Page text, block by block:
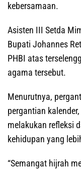
kebersamaan.
Asisten III Setda
Bupati Johannes
PHBI atas
agama tersebut.
Menurutnya,
pergantian
melakukan refleksi
kehidupan yang
“Semangat hijrah